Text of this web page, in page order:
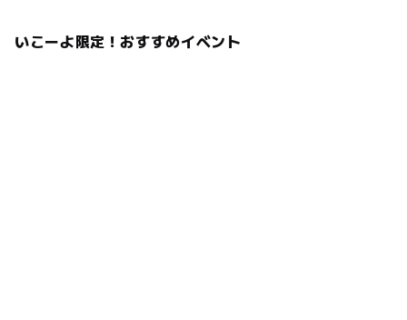
いこーよ限定！おすすめイベント